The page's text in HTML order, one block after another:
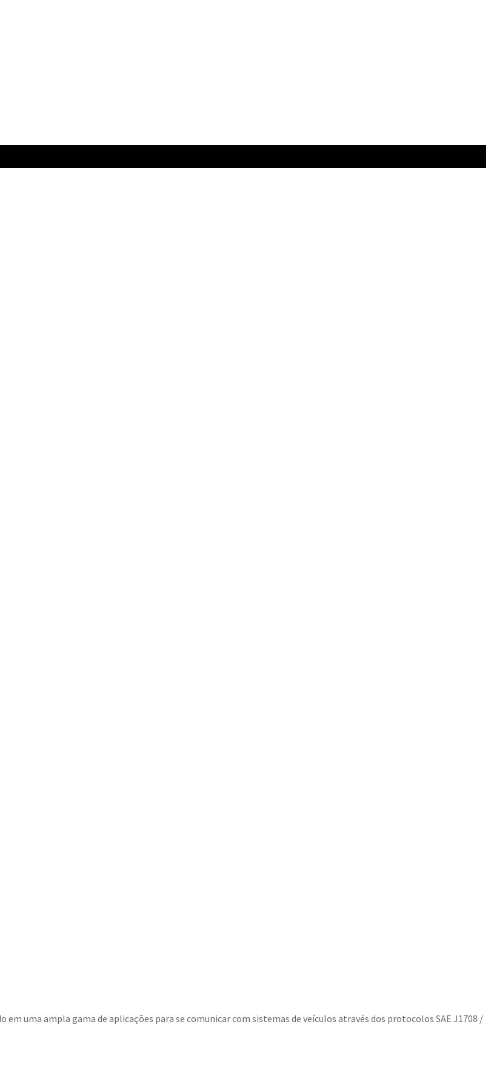
uma ampla gama de aplicações para se comunicar com sistemas de veículos através dos protocolos SAE J1708 /